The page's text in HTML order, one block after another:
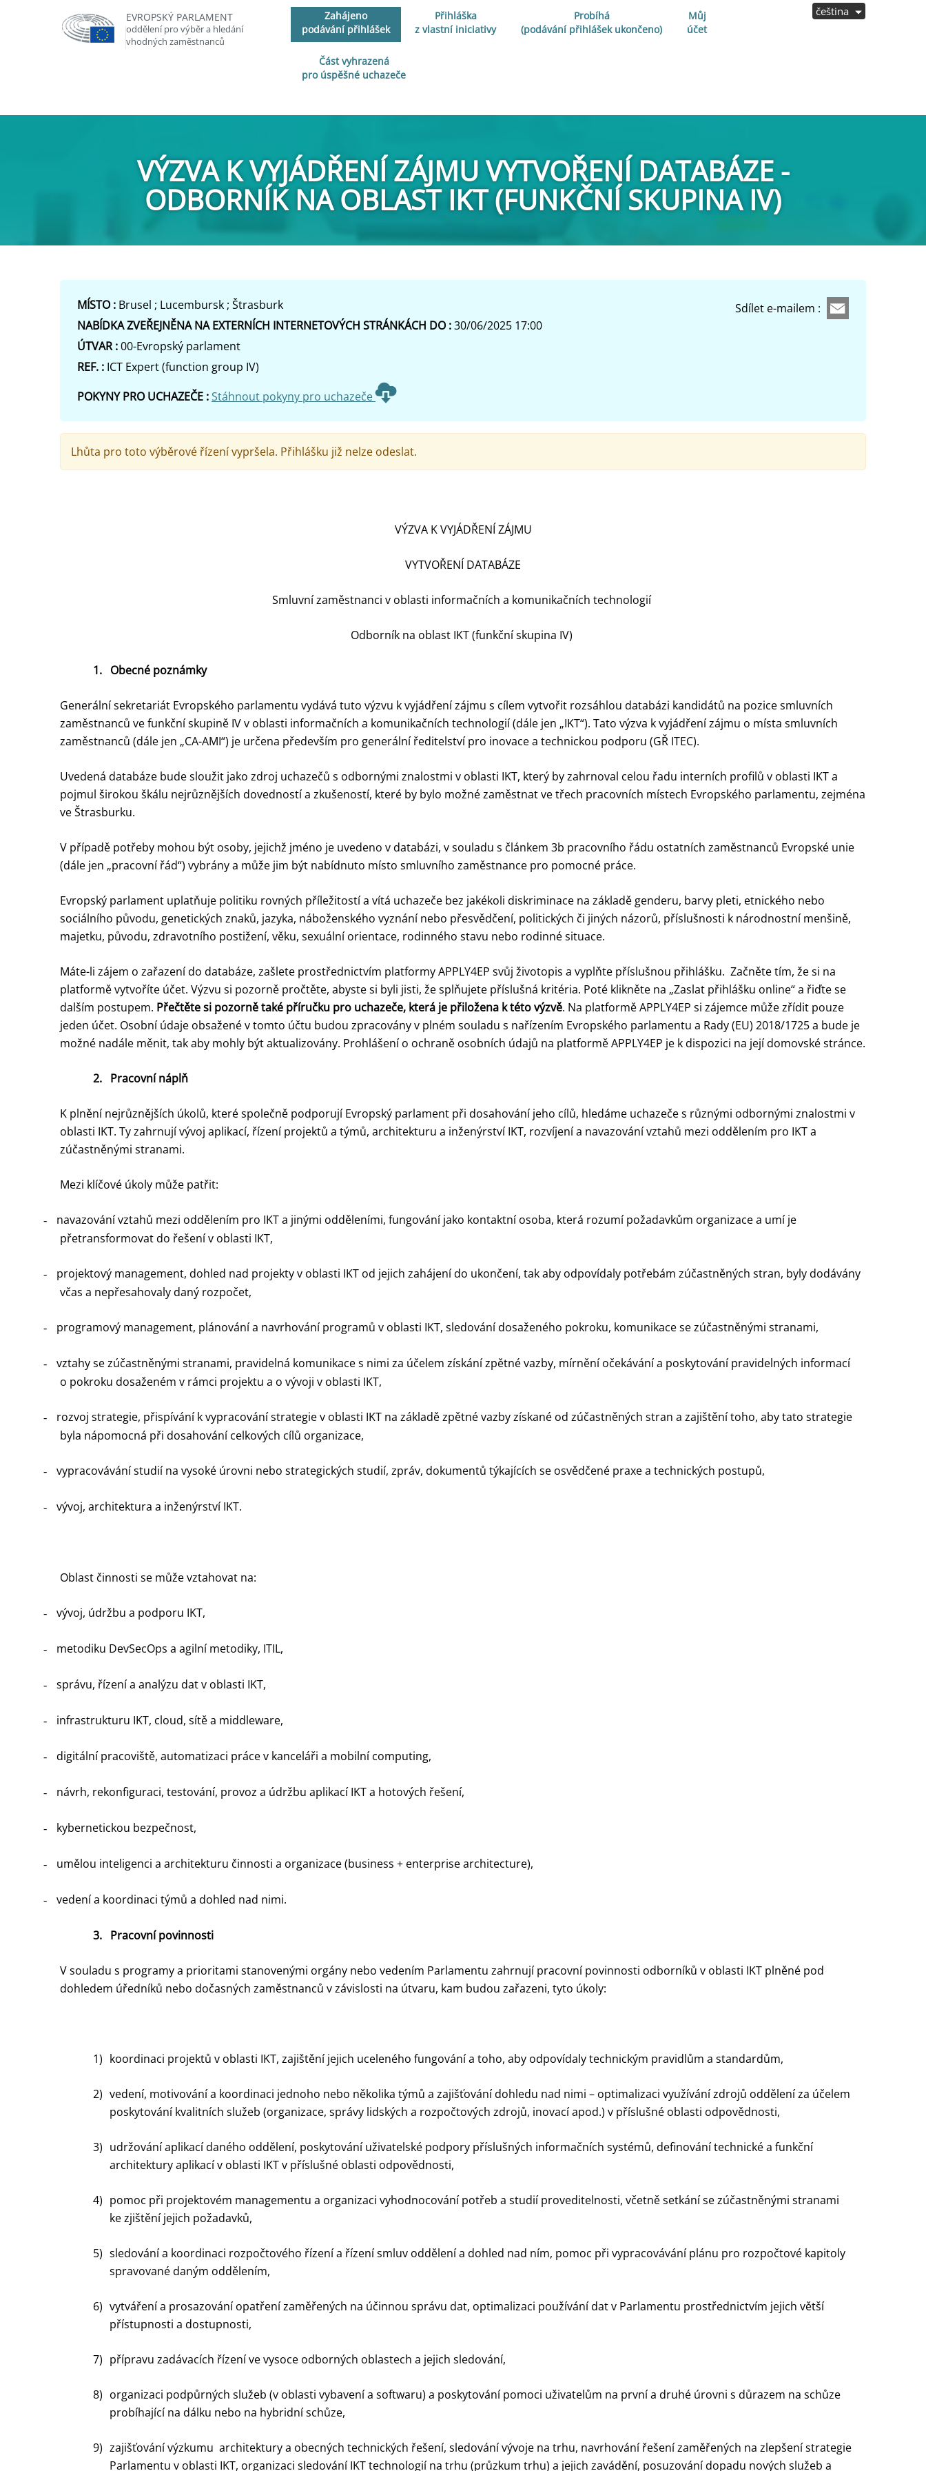
EVROPSKÝ PARLAMENT
oddělení pro výběr a hledání
vhodných zaměstnanců
Zahájeno
podávání přihlášek
Přihláška
z vlastní iniciativy
Probíhá
(podávání přihlášek ukončeno)
Můj
účet
Část vyhrazená
pro úspěšné uchazeče
čeština
VÝZVA K VYJÁDŘENÍ ZÁJMU VYTVOŘENÍ DATABÁZE -
ODBORNÍK NA OBLAST IKT (FUNKČNÍ SKUPINA IV)
MÍSTO : Brusel ; Lucembursk ; Štrasburk
NABÍDKA ZVEŘEJNĚNA NA EXTERNÍCH INTERNETOVÝCH STRÁNKÁCH DO :30/06/2025 17:00
ÚTVAR :00-Evropský parlament
REF. : ICT Expert (function group IV)
POKYNY PRO UCHAZEČE :Stáhnout pokyny pro uchazeče
Sdílet e-mailem :
Lhůta pro toto výběrové řízení vypršela. Přihlášku již nelze odeslat.
VÝZVA K VYJÁDŘENÍ ZÁJMU
VYTVOŘENÍ DATABÁZE
Smluvní zaměstnanci v oblasti informačních a komunikačních technologií
Odborník na oblast IKT (funkční skupina IV)
1. Obecné poznámky
Generální sekretariát Evropského parlamentu vydává tuto výzvu k vyjádření zájmu s cílem vytvořit rozsáhlou databázi kandidátů na pozice smluvních
zaměstnanců ve funkční skupině IV v oblasti informačních a komunikačních technologií (dále jen „IKT“). Tato výzva k vyjádření zájmu o místa smluvních
zaměstnanců (dále jen „CA-AMI“) je určena především pro generální ředitelství pro inovace a technickou podporu (GŘ ITEC).
Uvedená databáze bude sloužit jako zdroj uchazečů s odbornými znalostmi v oblasti IKT, který by zahrnoval celou řadu interních profilů v oblasti IKT a
pojmul širokou škálu nejrůznějších dovedností a zkušeností, které by bylo možné zaměstnat ve třech pracovních místech Evropského parlamentu, zejména
ve Štrasburku.
V případě potřeby mohou být osoby, jejichž jméno je uvedeno v databázi, v souladu s článkem 3b pracovního řádu ostatních zaměstnanců Evropské unie
(dále jen „pracovní řád“) vybrány a může jim být nabídnuto místo smluvního zaměstnance pro pomocné práce.
Evropský parlament uplatňuje politiku rovných příležitostí a vítá uchazeče bez jakékoli diskriminace na základě genderu, barvy pleti, etnického nebo
sociálního původu, genetických znaků, jazyka, náboženského vyznání nebo přesvědčení, politických či jiných názorů, příslušnosti k národnostní menšině,
majetku, původu, zdravotního postižení, věku, sexuální orientace, rodinného stavu nebo rodinné situace.
Máte-li zájem o zařazení do databáze, zašlete prostřednictvím platformy APPLY4EP svůj životopis a vyplňte příslušnou přihlášku. Začněte tím, že si na
platformě vytvoříte účet. Výzvu si pozorně pročtěte, abyste si byli jisti, že splňujete příslušná kritéria. Poté klikněte na „Zaslat přihlášku online“ a řiďte se
dalším postupem. Přečtěte si pozorně také příručku pro uchazeče, která je přiložena k této výzvě. Na platformě APPLY4EP si zájemce může zřídit pouze
jeden účet. Osobní údaje obsažené v tomto účtu budou zpracovány v plném souladu s nařízením Evropského parlamentu a Rady (EU) 2018/1725 a bude je
možné nadále měnit, tak aby mohly být aktualizovány. Prohlášení o ochraně osobních údajů na platformě APPLY4EP je k dispozici na její domovské stránce.
2. Pracovní náplň
K plnění nejrůznějších úkolů, které společně podporují Evropský parlament při dosahování jeho cílů, hledáme uchazeče s různými odbornými znalostmi v
oblasti IKT. Ty zahrnují vývoj aplikací, řízení projektů a týmů, architekturu a inženýrství IKT, rozvíjení a navazování vztahů mezi oddělením pro IKT a
zúčastněnými stranami.
Mezi klíčové úkoly může patřit:
-
navazování vztahů mezi oddělením pro IKT a jinými odděleními, fungování jako kontaktní osoba, která rozumí požadavkům organizace a umí je
přetransformovat do řešení v oblasti IKT,
-
projektový management, dohled nad projekty v oblasti IKT od jejich zahájení do ukončení, tak aby odpovídaly potřebám zúčastněných stran, byly dodávány
včas a nepřesahovaly daný rozpočet,
- programový management, plánování a navrhování programů v oblasti IKT, sledování dosaženého pokroku, komunikace se zúčastněnými stranami,
-
vztahy se zúčastněnými stranami, pravidelná komunikace s nimi za účelem získání zpětné vazby, mírnění očekávání a poskytování pravidelných informací
o pokroku dosaženém v rámci projektu a o vývoji v oblasti IKT,
-
rozvoj strategie, přispívání k vypracování strategie v oblasti IKT na základě zpětné vazby získané od zúčastněných stran a zajištění toho, aby tato strategie
byla nápomocná při dosahování celkových cílů organizace,
- vypracovávání studií na vysoké úrovni nebo strategických studií, zpráv, dokumentů týkajících se osvědčené praxe a technických postupů,
- vývoj, architektura a inženýrství IKT.
Oblast činnosti se může vztahovat na:
- vývoj, údržbu a podporu IKT,
- metodiku DevSecOps a agilní metodiky, ITIL,
- správu, řízení a analýzu dat v oblasti IKT,
- infrastrukturu IKT, cloud, sítě a middleware,
- digitální pracoviště, automatizaci práce v kanceláři a mobilní computing,
- návrh, rekonfiguraci, testování, provoz a údržbu aplikací IKT a hotových řešení,
- kybernetickou bezpečnost,
- umělou inteligenci a architekturu činnosti a organizace (business + enterprise architecture),
- vedení a koordinaci týmů a dohled nad nimi.
3. Pracovní povinnosti
V souladu s programy a prioritami stanovenými orgány nebo vedením Parlamentu zahrnují pracovní povinnosti odborníků v oblasti IKT plněné pod
dohledem úředníků nebo dočasných zaměstnanců v závislosti na útvaru, kam budou zařazeni, tyto úkoly:
1) koordinaci projektů v oblasti IKT, zajištění jejich uceleného fungování a toho, aby odpovídaly technickým pravidlům a standardům,
2) vedení, motivování a koordinaci jednoho nebo několika týmů a zajišťování dohledu nad nimi – optimalizaci využívání zdrojů oddělení za účelem
poskytování kvalitních služeb (organizace, správy lidských a rozpočtových zdrojů, inovací apod.) v příslušné oblasti odpovědnosti,
3) udržování aplikací daného oddělení, poskytování uživatelské podpory příslušných informačních systémů, definování technické a funkční
architektury aplikací v oblasti IKT v příslušné oblasti odpovědnosti,
4) pomoc při projektovém managementu a organizaci vyhodnocování potřeb a studií proveditelnosti, včetně setkání se zúčastněnými stranami
ke zjištění jejich požadavků,
5) sledování a koordinaci rozpočtového řízení a řízení smluv oddělení a dohled nad ním, pomoc při vypracovávání plánu pro rozpočtové kapitoly
spravované daným oddělením,
6) vytváření a prosazování opatření zaměřených na účinnou správu dat, optimalizaci používání dat v Parlamentu prostřednictvím jejich větší
přístupnosti a dostupnosti,
7) přípravu zadávacích řízení ve vysoce odborných oblastech a jejich sledování,
8) organizaci podpůrných služeb (v oblasti vybavení a softwaru) a poskytování pomoci uživatelům na první a druhé úrovni s důrazem na schůze
probíhající na dálku nebo na hybridní schůze,
9) zajišťování výzkumu architektury a obecných technických řešení, sledování vývoje na trhu, navrhování řešení zaměřených na zlepšení strategie
Parlamentu v oblasti IKT, organizaci sledování IKT technologií na trhu (průzkum trhu) a jejich zavádění, posuzování dopadu nových služeb a